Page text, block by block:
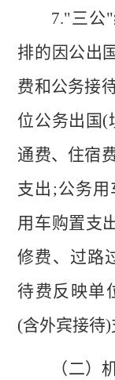
7."三公"
排的因公出
费和公务接
位公务出国(
通费、住宿
支出 ;公务
用车购置支
修费、过路
待费反映单
(含外宾接待)
（二）